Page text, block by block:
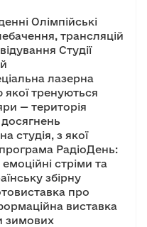
Олімпійські
трансляцій
Студії
лазерна
якої тренуються
— територія
студія, з якої
РадіоДень:
стріми та
збірну
про
виставка
зимових